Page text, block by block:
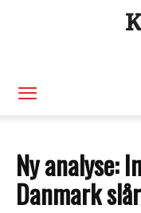
Ny analyse:
Danmark